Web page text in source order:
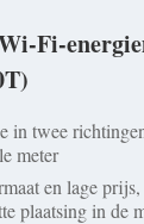
Fi-
in twee
meter
en lage
plaatsing in de